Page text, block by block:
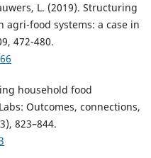
L. (2019). Structuring
food systems: a case in
472-480.
household food
Outcomes, connections,
823–844.